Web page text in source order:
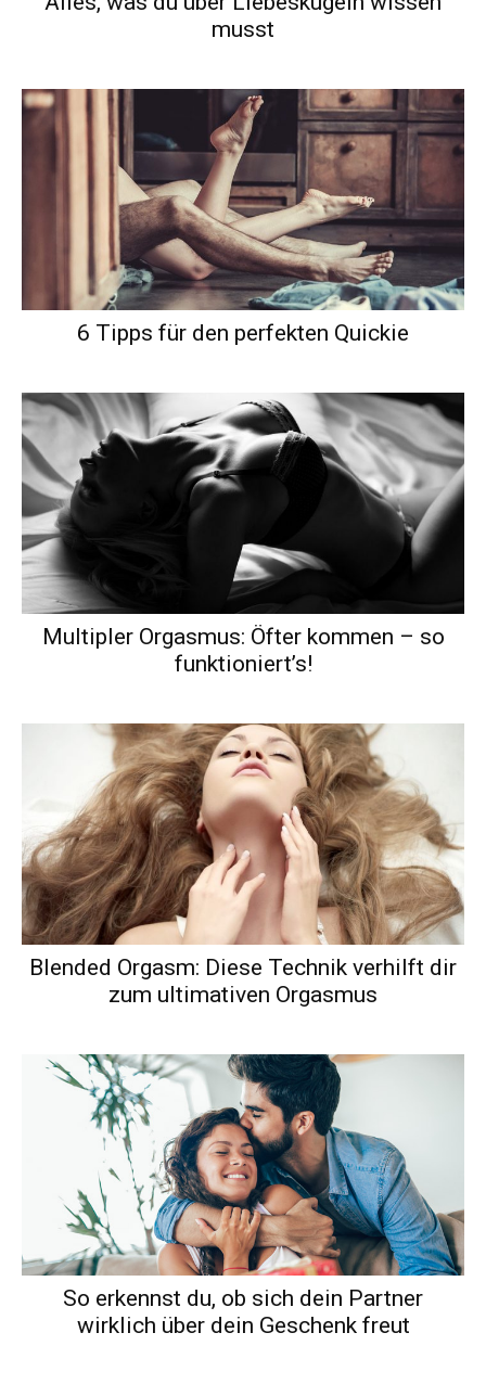
musst
6 Tipps für den perfekten Quickie
Multipler Orgasmus: Öfter kommen – so
funktioniert’s!
Blended Orgasm: Diese Technik verhilft dir
zum ultimativen Orgasmus
So erkennst du, ob sich dein Partner
wirklich über dein Geschenk freut